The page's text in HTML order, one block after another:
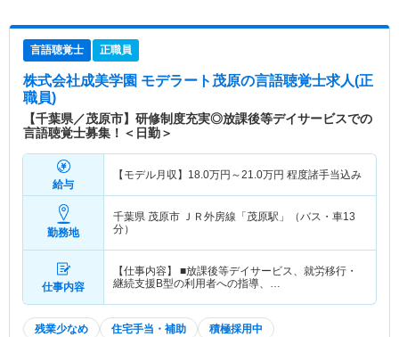
言語聴覚士 正職員
株式会社成美学園 モデラート茂原の言語聴覚士求人(正
職員)
【千葉県／茂原市】研修制度充実◎放課後等デイサービスでの
言語聴覚士募集！＜日勤＞
給与
【モデル月収】 18.0万円～21.0万円 程度諸手当込み
勤務地
千葉県 茂原市 ＪＲ外房線「茂原駅」（バス・車13
分）
仕事内容
【仕事内容】 ■放課後等デイサービス、就労移行・
継続支援B型の利用者への指導、…
残業少なめ 住宅手当・補助 積極採用中